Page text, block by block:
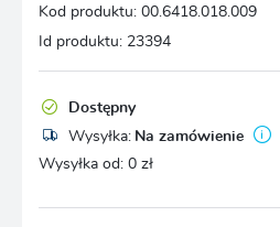
Kod produktu: 00.6418.018.009
Id produktu: 23394
Dostępny
Wysyłka: Na zamówienie
Wysyłka od: 0 zł